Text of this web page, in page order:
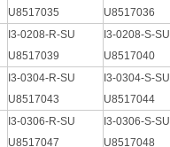
U8517035
U8517036
I3-0208-R-SU
U8517039
I3-0208-S-SU
U8517040
I3-0304-R-SU
U8517043
I3-0304-S-SU
U8517044
I3-0306-R-SU
U8517047
I3-0306-S-SU
U8517048